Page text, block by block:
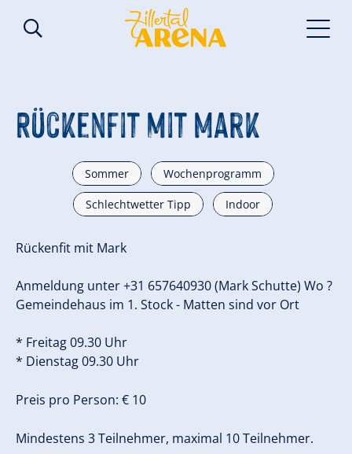
Rückenfit mit Mark
Sommer Wochenprogramm
Schlechtwetter Tipp Indoor
Rückenfit mit Mark
Anmeldung unter +31 657640930 (Mark Schutte) Wo ?
Gemeindehaus im 1. Stock - Matten sind vor Ort
* Freitag 09.30 Uhr
* Dienstag 09.30 Uhr
Preis pro Person: € 10
Mindestens 3 Teilnehmer, maximal 10 Teilnehmer.